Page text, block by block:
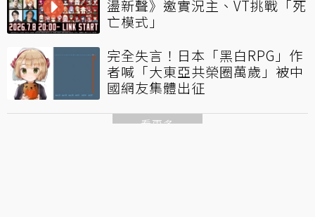
盪新聲》邀實況主、VT挑戰「死
亡模式」
完全失言！日本「黑白RPG」作
者喊「大東亞共榮圈萬歲」被中
國網友集體出征
看更多